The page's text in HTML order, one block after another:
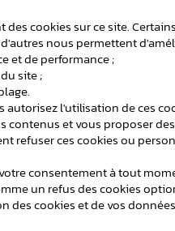
ATTELAGES
cookies sur ce site.
nous permettent
et de performance ;
site ;
autorisez l'utilisation de ces
contenus et vous proposer
refuser ces cookies ou
consentement à tout
un refus des cookies
des cookies et de vos